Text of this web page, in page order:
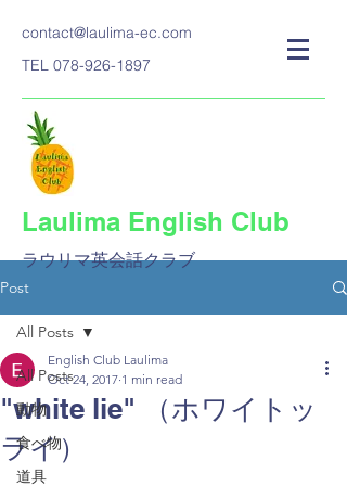
contact@laulima-ec.com
TEL 078-926-1897
Laulima English Club
ラウリマ英会話クラブ​
Post
All Posts
動物
食べ物
道具
All Posts
"white lie" （ホワイトッ
ライ）
English Club Laulima
Oct 24, 2017 1 min read